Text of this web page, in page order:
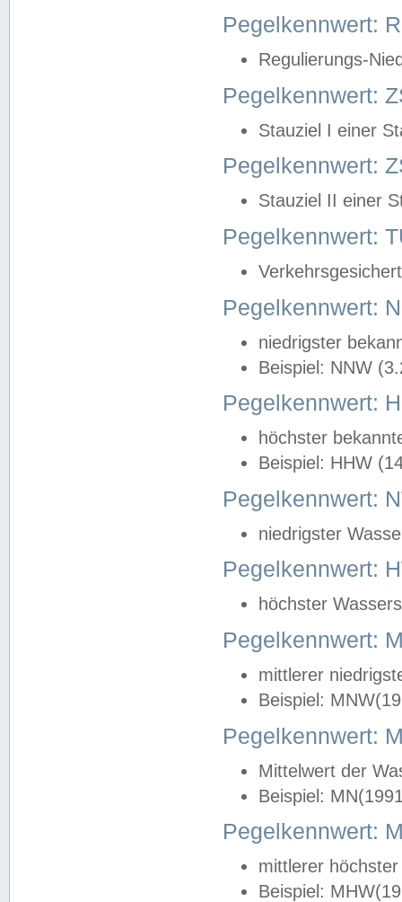
Pegelkennwert:
Regulierungs-
Pegelkennwert:
Stauziel I einer
Pegelkennwert:
Stauziel II einer
Pegelkennwert:
Pegelkennwert:
niedrigster
Beispiel: NNW
Pegelkennwert:
höchster
Beispiel: HHW
Pegelkennwert:
niedrigster
Pegelkennwert:
höchster
Pegelkennwert:
mittlerer
Beispiel:
Pegelkennwert:
Mittelwert der
Beispiel:
Pegelkennwert:
mittlerer
Beispiel: